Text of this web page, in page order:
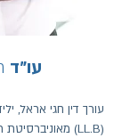
עו״ד